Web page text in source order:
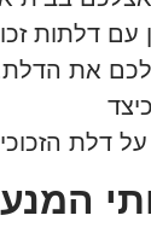
עם דלתות
את הדלת.
דלת